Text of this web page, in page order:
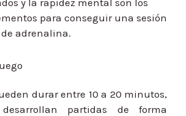
y la rapidez mental son los
para conseguir una sesión
adrenalina.
durar entre 10 a 20 minutos,
partidas de forma